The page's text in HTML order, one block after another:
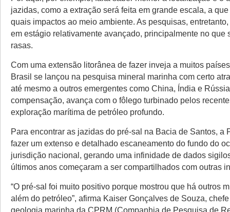
jazidas, como a extração será feita em grande escala, a
quais impactos ao meio ambiente. As pesquisas,
em estágio relativamente avançado, principalmente no que
rasas.
Com uma extensão litorânea de fazer inveja a muitos
Brasil se lançou na pesquisa mineral marinha com certo
até mesmo a outros emergentes como China, Índia e
compensação, avança com o fôlego turbinado pelos
exploração marítima de petróleo profundo.
Para encontrar as jazidas do pré-sal na Bacia de Santos, a
fazer um extenso e detalhado escaneamento do fundo do
jurisdição nacional, gerando uma infinidade de dados
últimos anos começaram a ser compartilhados com outras
“O pré-sal foi muito positivo porque mostrou que há outros
além do petróleo”, afirma Kaiser Gonçalves de Souza,
geologia marinha da CPRM (Companhia de Pesquisa de